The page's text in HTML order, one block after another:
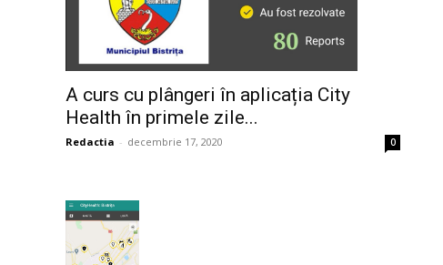
A curs cu plângeri în aplicația City
Health în primele zile...
Redactia - decembrie 17, 2020 0